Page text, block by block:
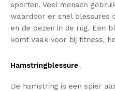
sporten. Veel mensen
waardoor er snel blessures
en de pezen in de rug. Een
komt vaak voor bij fitness,
Hamstringblessure
De hamstring is een spier